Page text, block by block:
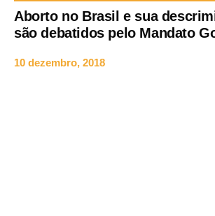
Aborto no Brasil e sua
são debatidos pelo Mandato
10 dezembro, 2018